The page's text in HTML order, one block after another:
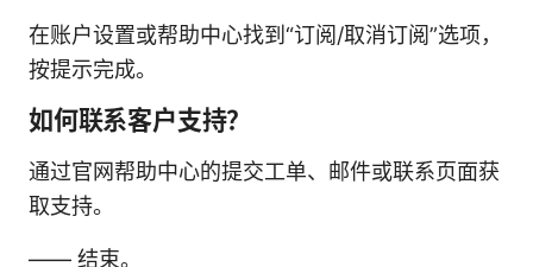
在账户设置或帮助中心找到“订阅/取消订阅”选项，
按提示完成。
如何联系客户支持？
通过官网帮助中心的提交工单、邮件或联系页面获
取支持。
—— 结束。